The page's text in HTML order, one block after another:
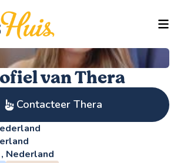
van Thera
Contacteer Thera
Nederland